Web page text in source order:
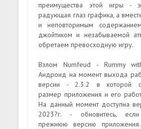
преимущества этой игры -
радующая глаз графика, а
и неповторимым
джойтиком и незабываемой
обретаем превосходную игру.
Взлом Numfeud - Rummy
Андроид на момент выхода
версии - 2.3.2 в которой
размер приложения и его
На данный момент доступна
2023?г. - обновитесь, если
прежнюю версию приложения.